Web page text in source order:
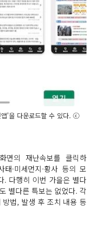
앱'을 다운로드할 수 있다. ⓒ
면의 재난속보를 클릭하
태·미세먼지·황사 등의 모
. 다행히 이번 가을은 별다
별다른 특보는 없었다. 각
법, 발생 후 조치 내용 등